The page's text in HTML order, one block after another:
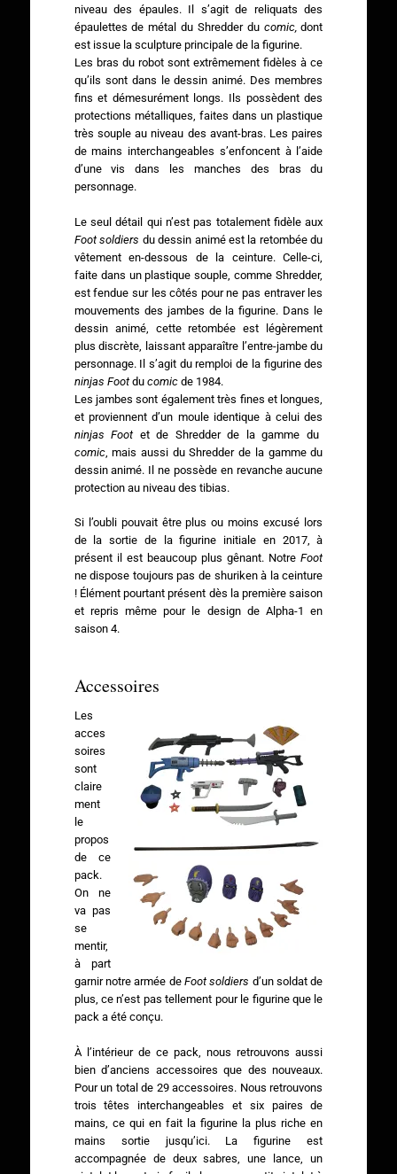
niveau des épaules. Il s’agit de reliquats des
épaulettes de métal du Shredder du comic,dont
est issue la sculpture principale de la figurine.
Les bras du robot sont extrêmement fidèles à ce
qu’ils sont dans le dessin animé. Des membres
fins et démesurément longs. Ils possèdent des
protections métalliques, faites dans un plastique
très souple au niveau des avant-bras. Les paires
de mains interchangeables s’enfoncent à l’aide
d’une vis dans les manches des bras du
personnage.
Le seul détail qui n’est pas totalement fidèle aux
Foot soldiers du dessin animé est la retombée du
vêtement en-dessous de la ceinture. Celle-ci,
faite dans un plastique souple, comme Shredder,
est fendue sur les côtés pour ne pas entraver les
mouvements des jambes de la figurine. Dans le
dessin animé, cette retombée est légèrement
plus discrète, laissant apparaître l’entre-jambe du
personnage. Il s’agit du remploi de la figurine des
ninjas Footdu comicde 1984.
Les jambes sont également très fines et longues,
et proviennent d’un moule identique à celui des
ninjas Foot et de Shredder de la gamme du
comic, mais aussi du Shredder de la gamme du
dessin animé. Il ne possède en revanche aucune
protection au niveau des tibias.
Si l’oubli pouvait être plus ou moins excusé lors
de la sortie de la figurine initiale en 2017, à
présent il est beaucoup plus gênant. NotreFoot
ne dispose toujours pas de shuriken à la ceinture
! Élément pourtant présent dès la première saison
et repris même pour le design de Alpha-1 en
saison 4.
Accessoires
Les
acces
soires
sont
claire
ment
le
propos
de ce
pack.
On ne
va pas
se
mentir,
à part
garnir notre armée de Foot soldiers d’un soldat de
plus, ce n’est pas tellement pour le figurine que le
pack a été conçu.
À l’intérieur de ce pack, nous retrouvons aussi
bien d’anciens accessoires que des nouveaux.
Pour un total de 29 accessoires. Nous retrouvons
trois têtes interchangeables et six paires de
mains, ce qui en fait la figurine la plus riche en
mains sortie jusqu’ici. La figurine est
accompagnée de deux sabres, une lance, un